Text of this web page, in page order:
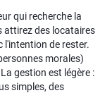
qui recherche la
attirez des locataires
l'intention de rester.
morales)
gestion est légère :
simples, des